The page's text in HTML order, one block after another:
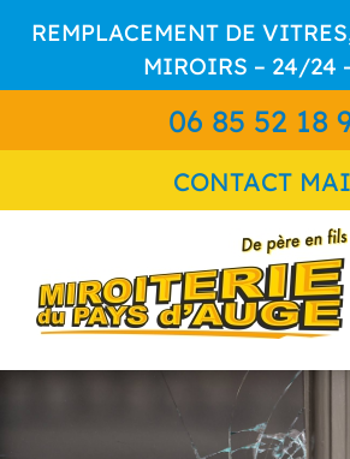
REMPLACEMENT DE
MIROIRS – 24/24
06 85 52 18
CONTACT